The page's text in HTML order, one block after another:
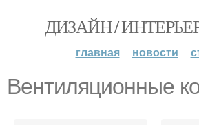
ДИЗАЙН /
главная новости
Вентиляционные